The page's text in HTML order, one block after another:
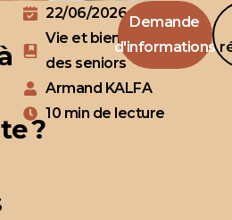
?
22/06/2026
Vie et bien-être
des seniors
Armand KALFA
10 min de lecture
Demande
d'informations